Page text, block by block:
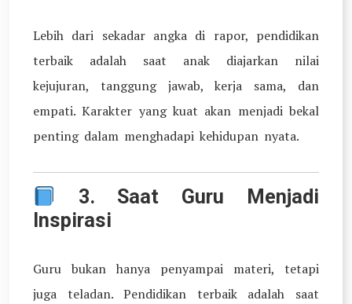
Lebih dari sekadar angka di rapor, pendidikan
terbaik adalah saat anak diajarkan nilai
kejujuran, tanggung jawab, kerja sama, dan
empati. Karakter yang kuat akan menjadi bekal
penting dalam menghadapi kehidupan nyata.
3. Saat Guru Menjadi
Inspirasi
Guru bukan hanya penyampai materi, tetapi
juga teladan. Pendidikan terbaik adalah saat